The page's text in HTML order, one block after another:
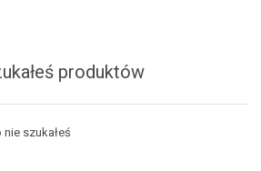
produktów
szukałeś